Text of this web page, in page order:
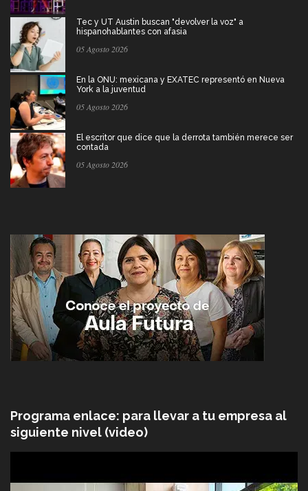
Tec y UT Austin buscan "devolver la voz" a
hispanohablantes con afasia
05 Agosto 2026
En la ONU: mexicana y EXATEC representó en Nueva
York a la juventud
05 Agosto 2026
El escritor que dice que la derrota también merece ser
contada
05 Agosto 2026
Programa enlace: para llevar a tu empresa al
siguiente nivel (video)